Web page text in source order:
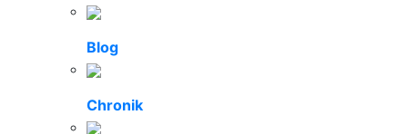
Blog
Chronik